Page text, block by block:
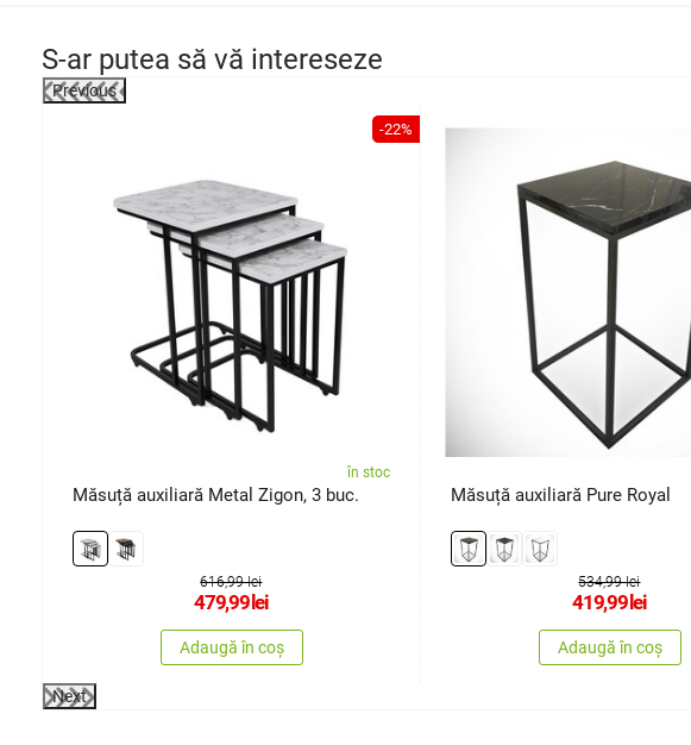
S-ar putea să vă intereseze
Previous
-22%
în stoc
Măsuță auxiliară Metal Zigon, 3 buc.
616,99 lei
479,99lei
Adaugă în coș
Măsuță auxiliară Pure Royal
534,99 lei
419,99lei
Adaugă în coș
Next